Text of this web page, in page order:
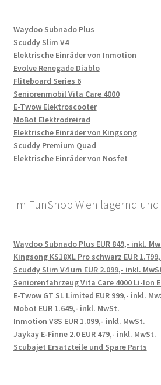
Waydoo Subnado Plus
Scuddy Slim V4
Elektrische Einräder von Inmotion
Evolve Renegade Diablo
Fliteboard Series 6
Seniorenmobil Vita Care 4000
E-Twow Elektroscooter
MoBot Elektrodreirad
Elektrische Einräder von Kingsong
Scuddy Premium Quad
Elektrische Einräder von Nosfet
Im FunShop Wien lagernd
Waydoo Subnado Plus EUR 849,- inkl.
Kingsong KS18XL Pro schwarz EUR
Scuddy Slim V4 um EUR 2.099,- inkl.
Seniorenfahrzeug Vita Care 4000 Li-Ion
E-Twow GT SL Limited EUR 999,- inkl.
Mobot EUR 1.649,- inkl. MwSt.
Inmotion V8S EUR 1.099,- inkl. MwSt.
Jaykay E-Finne 2.0 EUR 479,- inkl. MwSt.
Scubajet Ersatzteile und Spare Parts